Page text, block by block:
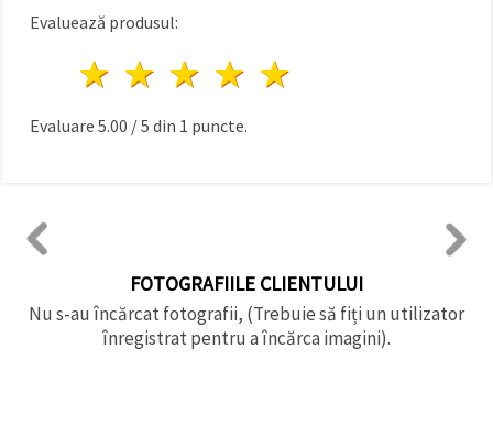
Evaluează produsul:
4 stele
3 stele
2 stele
1 stea
Evaluare 5.00 /5 din 1 puncte.
FOTOGRAFIILE CLIENTULUI
Nu s-au încărcat fotografii, (Trebuie să fiți un utilizator
înregistrat pentru a încărca imagini).